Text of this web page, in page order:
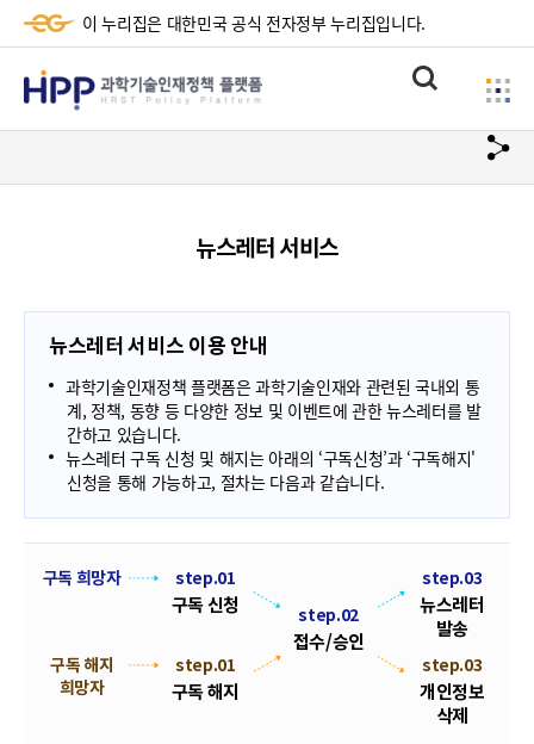
이 누리집은 대한민국 공식 전자정부 누리집입니다.
HPP
과
정
플
폼
HRST
Platform
통
합
색
사
이
메
url
복
뉴스레터 서비스
뉴스레터 서비스 이용 안내
과학기술인재정책 플랫폼은 과학기술인재와 관련된 국내외 통
계, 정책, 동향 등 다양한 정보 및 이벤트에 관한 뉴스레터를 발
간하고 있습니다.
뉴스레터 구독 신청 및 해지는 아래의 ‘구독신청’과 ‘구독해지'
신청을 통해 가능하고, 절차는 다음과 같습니다.
뉴
터
구독 희망자 step.01
구독 신청 step.02
접수/승인
step.03
뉴스레터
발송
구독 해지
희망자
step.01
구독 해지
step.03
개인정보
삭제